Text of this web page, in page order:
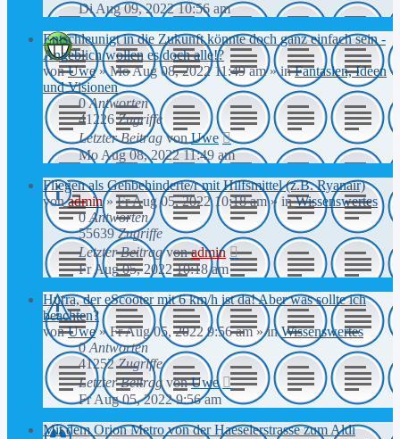
Di Aug 09, 2022 10:56 am
Entschleunigt in die Zukunft könnte doch ganz einfach sein -
Angeblich wollen es doch alle!?
vonUwe»Mo Aug 08, 2022 11:49 am» inFantasien, Ideen
und Visionen
0Antworten
41226Zugriffe
Letzter BeitragvonUwe
Mo Aug 08, 2022 11:49 am
Fliegen als Gehbehinderte/r mit Hilfsmittel (z.B. Ryanair)
vonadmin»Fr Aug 05, 2022 10:18 am» inWissenswertes
0 Antworten
55639Zugriffe
Letzter Beitragvonadmin
Fr Aug 05, 2022 10:18 am
Hurra, der eScooter mit 6 km/h ist da! Aber was sollte ich
beachten?
vonUwe»Fr Aug 05, 2022 9:56 am» inWissenswertes
0Antworten
41252Zugriffe
Letzter BeitragvonUwe
Fr Aug 05, 2022 9:56 am
Mit dem Orion Metro von der Haeselerstrasse zum Aldi